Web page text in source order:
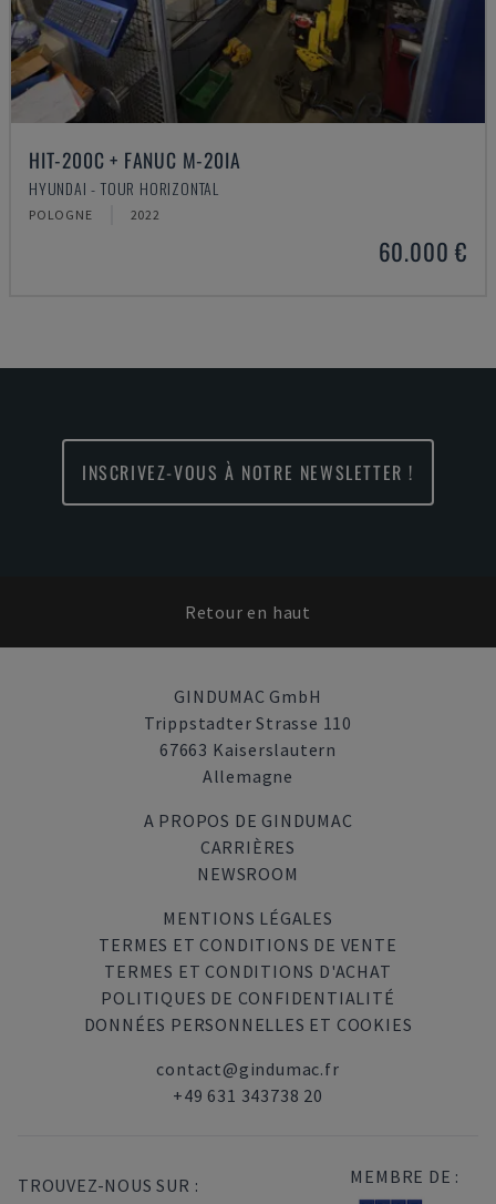
HIT-200C + FANUC M-20IA
HYUNDAI - TOUR HORIZONTAL
POLOGNE 2022
60.000 €
INSCRIVEZ-VOUS À NOTRE NEWSLETTER !
Retour en haut
GINDUMAC GmbH
Trippstadter Strasse 110
67663 Kaiserslautern
Allemagne
A PROPOS DE GINDUMAC
CARRIÈRES
NEWSROOM
MENTIONS LÉGALES
TERMES ET CONDITIONS DE VENTE
TERMES ET CONDITIONS D'ACHAT
POLITIQUES DE CONFIDENTIALITÉ
DONNÉES PERSONNELLES ET COOKIES
contact@gindumac.fr
+49 631 343738 20
TROUVEZ-NOUS SUR : MEMBRE DE :